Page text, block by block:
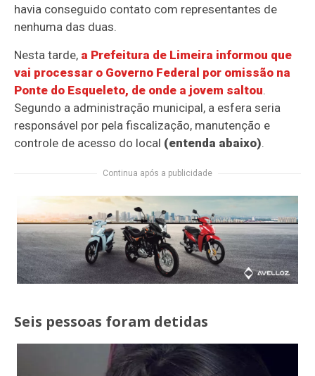
havia conseguido contato com representantes de
nenhuma das duas.
Nesta tarde, a Prefeitura de Limeira informou que
vai processar o Governo Federal por omissão na
Ponte do Esqueleto, de onde a jovem saltou.
Segundo a administração municipal, a esfera seria
responsável por pela fiscalização, manutenção e
controle de acesso do local (entenda abaixo).
Continua após a publicidade
Seis pessoas foram detidas